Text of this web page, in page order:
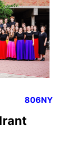
806NY